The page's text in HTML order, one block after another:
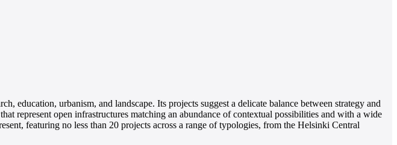
education, urbanism, and landscape. Its projects suggest a delicate balance between strategy and
represent open infrastructures matching an abundance of contextual possibilities and with a wide
featuring no less than 20 projects across a range of typologies, from the Helsinki Central